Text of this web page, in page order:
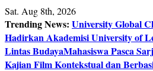
Skip
to
content
Sat. Aug 8th, 2026
Trending News: University Global
Hadirkan Akademisi University of
Lintas BudayaMahasiswa Pasca
Kajian Film Kontekstual dan